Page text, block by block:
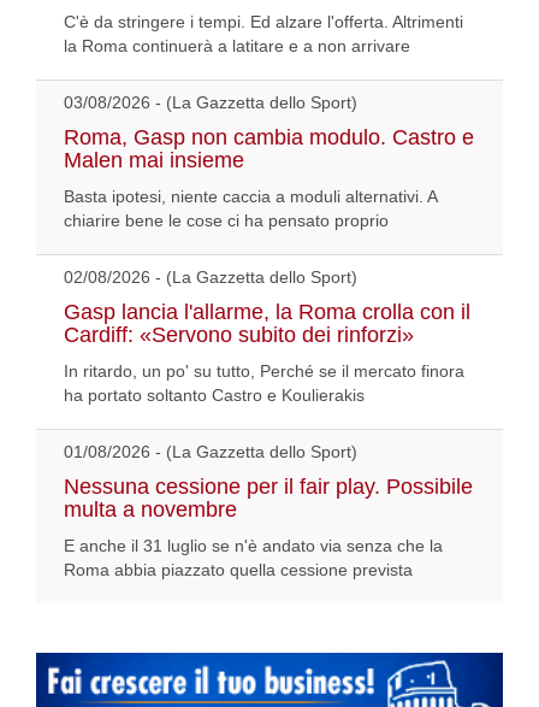
C'è da stringere i tempi. Ed alzare l'offerta. Altrimenti
la Roma continuerà a latitare e a non arrivare
03/08/2026 - (La Gazzetta dello Sport)
Roma, Gasp non cambia modulo. Castro e
Malen mai insieme
Basta ipotesi, niente caccia a moduli alternativi. A
chiarire bene le cose ci ha pensato proprio
02/08/2026 - (La Gazzetta dello Sport)
Gasp lancia l'allarme, la Roma crolla con il
Cardiff: «Servono subito dei rinforzi»
In ritardo, un po' su tutto, Perché se il mercato finora
ha portato soltanto Castro e Koulierakis
01/08/2026 - (La Gazzetta dello Sport)
Nessuna cessione per il fair play. Possibile
multa a novembre
E anche il 31 luglio se n'è andato via senza che la
Roma abbia piazzato quella cessione prevista